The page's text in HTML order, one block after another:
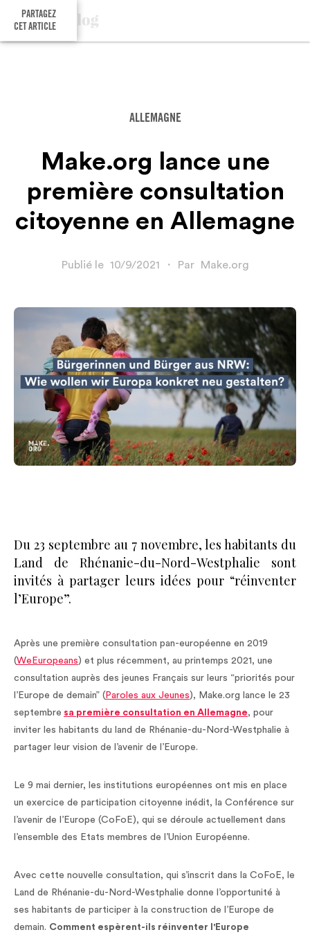
PARTAGEZ
CET ARTICLE
ALLEMAGNE
Make.org lance une
première consultation
citoyenne en Allemagne
Publié le 10/9/2021 ・ Par Make.org
Du 23 septembre au 7 novembre, les habitants du
Land de Rhénanie-du-Nord-Westphalie sont
invités à partager leurs idées pour “réinventer
l’Europe”.
Après une première consultation pan-européenne en 2019
(WeEuropeans) et plus récemment, au printemps 2021, une
consultation auprès des jeunes Français sur leurs “priorités pour
l’Europe de demain” ( Paroles aux Jeunes), Make.org lance le 23
septembre sa première consultation en Allemagne, pour
inviter les habitants du land de Rhénanie-du-Nord-Westphalie à
partager leur vision de l’avenir de l’Europe.
Le 9 mai dernier, les institutions européennes ont mis en place
un exercice de participation citoyenne inédit, la Conférence sur
l’avenir de l’Europe (CoFoE), qui se déroule actuellement dans
l’ensemble des Etats membres de l’Union Européenne.
Avec cette nouvelle consultation, qui s’inscrit dans la CoFoE, le
Land de Rhénanie-du-Nord-Westphalie donne l’opportunité à
ses habitants de participer à la construction de l’Europe de
demain. Comment espèrent-ils réinventer l'Europe